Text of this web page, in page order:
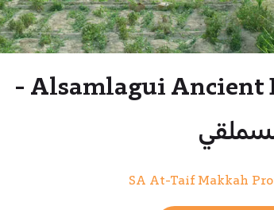
Alsamlagui Ancient Dam -
SA At-Taif Makkah